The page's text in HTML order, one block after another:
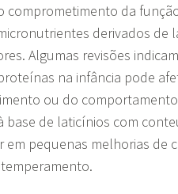
comprometimento da
derivados de
Algumas revisões
na infância pode
ou do
base de laticínios com
pequenas melhorias de